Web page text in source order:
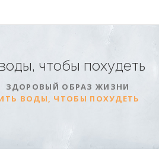
чтобы похудеть
ЗДОРОВЫЙ ОБРАЗ ЖИЗНИ
ВОДЫ, ЧТОБЫ ПОХУДЕТЬ